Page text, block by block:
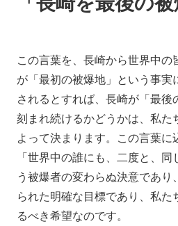
この言葉を、長崎から世界中の
が「最初の被爆地」という事実
されるとすれば、長崎が「最後
刻まれ続けるかどうかは、私た
よって決まります。この言葉に
「世界中の誰にも、二度と、
う被爆者の変わらぬ決意であり
られた明確な目標であり、私た
るべき希望なのです。